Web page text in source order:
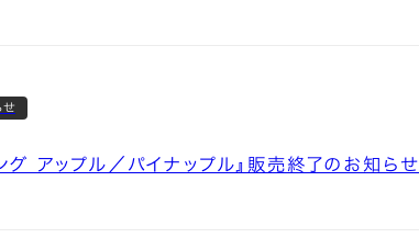
せ
グ アップル／パイナップル』販売終了のお知らせ